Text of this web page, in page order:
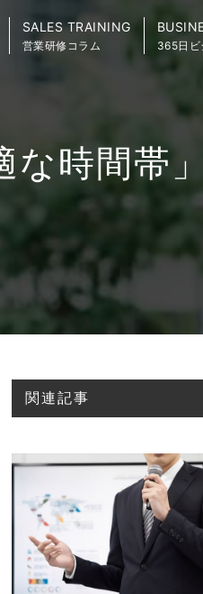
SALES TRAINING
営業研修コラム 365日ビ
な時間帯
関連記事